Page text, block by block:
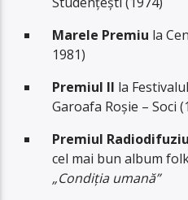
Marele Premiu la
1981)
Premiul II la
Garoafa Roșie – Soci
Premiul
cel mai bun album
„Condiția umană”